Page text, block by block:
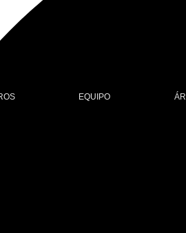
N° 254, Piso 14, Oficina 1404 – Surco – Lima –
EQUIPO